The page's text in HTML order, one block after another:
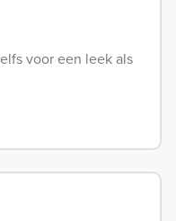
voor een leek als